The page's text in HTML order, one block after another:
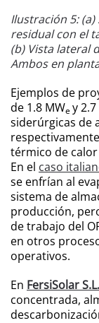
Ilustración 5:
residual con el
(b) Vista lateral
Ambos en
Ejemplos de
de 1.8 MWey
siderúrgicas de
térmico de
En el caso
se enfrían al
sistema de
producción,
de trabajo del
en otros
operativos.
En FersiSolar S.L.
concentrada,